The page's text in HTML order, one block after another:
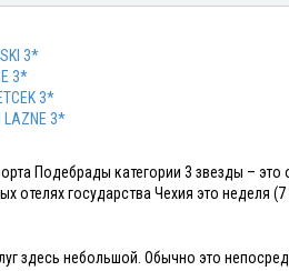
3*
3*
3*
LAZNE 3*
Подебрады категории 3 звезды –
отелях государства Чехия это неделя
здесь небольшой. Обычно это